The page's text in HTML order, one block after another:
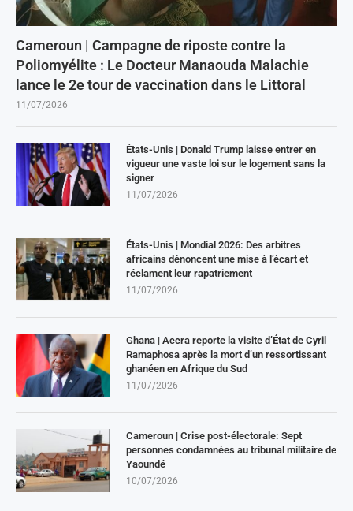
Cameroun | Campagne de riposte contre la
Poliomyélite : Le Docteur Manaouda Malachie
lance le 2e tour de vaccination dans le Littoral
11/07/2026
États-Unis | Donald Trump laisse entrer en
vigueur une vaste loi sur le logement sans la
signer
11/07/2026
États-Unis | Mondial 2026: Des arbitres
africains dénoncent une mise à l’écart et
réclament leur rapatriement
11/07/2026
Ghana | Accra reporte la visite d’État de Cyril
Ramaphosa après la mort d’un ressortissant
ghanéen en Afrique du Sud
11/07/2026
Cameroun | Crise post-électorale: Sept
personnes condamnées au tribunal militaire de
Yaoundé
10/07/2026